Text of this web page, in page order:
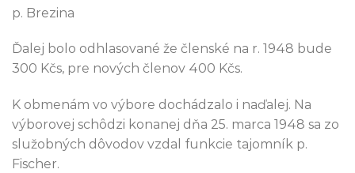
p. Brezina
Ďalej bolo odhlasované že členské na r. 1948 bude
300 Kčs, pre nových členov 400 Kčs.
K obmenám vo výbore dochádzalo i naďalej. Na
výborovej schôdzi konanej dňa 25. marca 1948 sa zo
služobných dôvodov vzdal funkcie tajomník p.
Fischer.